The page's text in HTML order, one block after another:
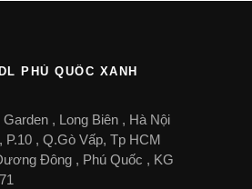
PHÚ QUỐC XANH
, Long Biên , Hà Nội
P.10 , Q.Gò Vấp, Tp HCM
Đông , Phú Quốc , KG